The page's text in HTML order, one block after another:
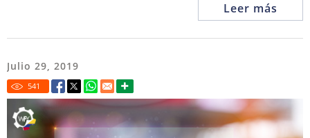
Leer más
Julio 29, 2019
541